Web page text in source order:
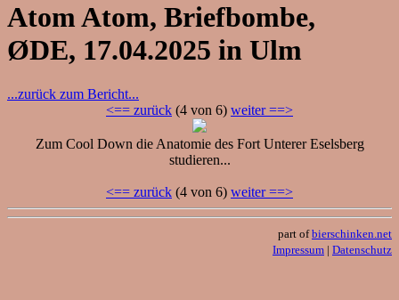
Atom Atom, Briefbombe,
ØDE, 17.04.2025 in Ulm
...zurück zum Bericht...
<== zurück (4 von 6) weiter ==>
Zum Cool Down die Anatomie des Fort Unterer Eselsberg
studieren...
<== zurück (4 von 6) weiter ==>
part ofbierschinken.net
Impressum | Datenschutz